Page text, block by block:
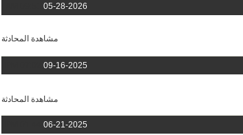
05-28-2026
مشاهدة المحادثة
09-16-2025
مشاهدة المحادثة
06-21-2025